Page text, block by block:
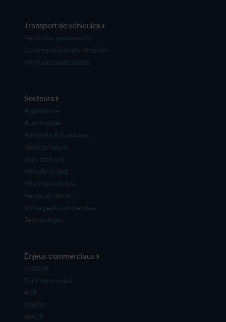
Transport de véhicules
Véhicules personnels
Commercial et d'entreprise
Véhicules spécialisés
Secteurs
Agriculture
Automobile
Aliments & boissons
Matériel lourd
Bois d’œuvre
Pétrole et gaz
Pharmaceutique
Vente au détail
Votre petite entreprise
Technologie
Enjeux commerciaux
ACEUM
Tarif harmonisé
ACE
CARM
MACF